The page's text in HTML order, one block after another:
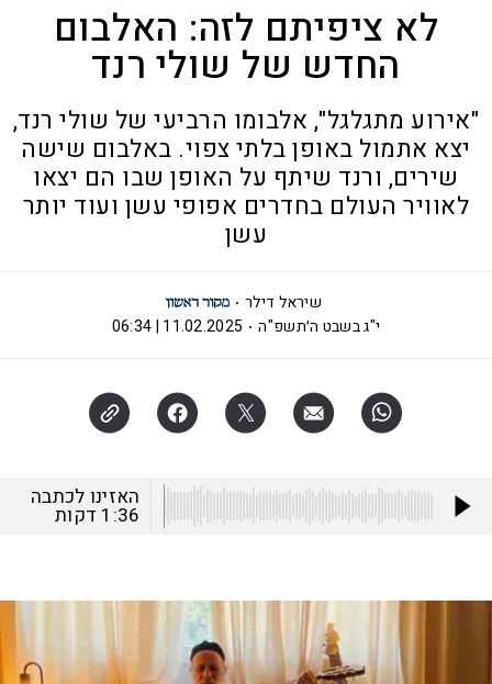
לא ציפיתם לזה: האלבום
החדש של שולי רנד
"אירוע מתגלגל", אלבומו הרביעי של שולי רנד,
יצא אתמול באופן בלתי צפוי. באלבום שישה
שירים, ורנד שיתף על האופן שבו הם יצאו
לאוויר העולם בחדרים אפופי עשן ועוד יותר
עשן
שיראל דילר
י"ג בשבט ה׳תשפ"ה
11.02.2025 | 06:34
האזינו לכתבה
1:36 דקות